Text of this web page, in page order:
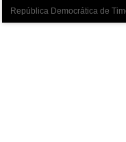
República Democrática de